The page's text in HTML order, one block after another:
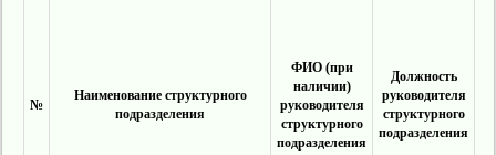
№
Наименование структурного
подразделения
ФИО (при
наличии)
руководителя
структурного
подразделения
Должность
руководителя
структурного
подразделения